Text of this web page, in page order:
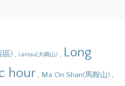
區) , Lantau(大嶼山) , Long
hour , Ma On Shan(馬鞍山) ,